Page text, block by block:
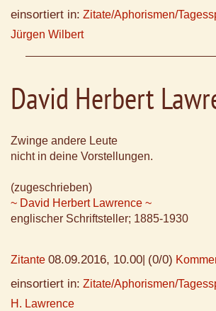
einsortiert in: Zitate/Aphorismen/
Jürgen Wilbert
David Herbert
Zwinge andere Leute
nicht in deine Vorstellungen.
(zugeschrieben)
~ David Herbert Lawrence ~
englischer Schriftsteller; 1885-1930
Zitante 08.09.2016, 10.00 (0/0)
einsortiert in: Zitate/Aphorismen/
H. Lawrence